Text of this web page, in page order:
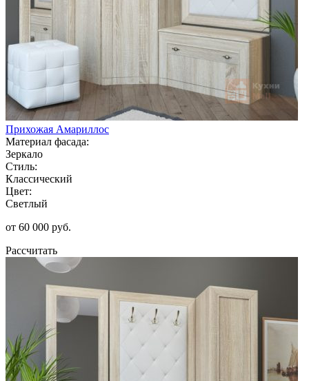
Прихожая Амариллос
Материал фасада:
Зеркало
Стиль:
Классический
Цвет:
Светлый
от 60 000 руб.
Рассчитать